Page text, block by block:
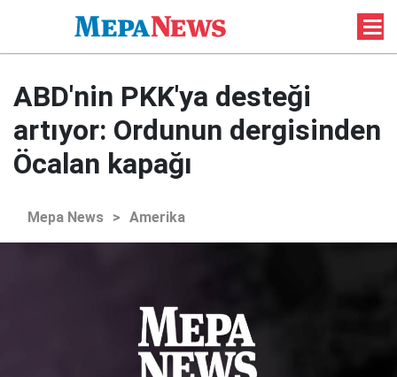
ABD'nin PKK'ya desteği
artıyor: Ordunun dergisinden
Öcalan kapağı
Mepa News > Amerika